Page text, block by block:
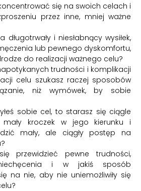
się na swoich celach i
przez inne, mniej ważne
długotrwały i niesłabnący wysiłek,
lub pewnego dyskomfortu,
do realizacji ważnego celu?
trudności i komplikacji
celu szukasz raczej sposobów
niż wymówek, by sobie
sobie cel, to starasz się ciągle
kroczek w jego kierunku i
mały, ale ciągły postęp na
przewidzieć pewne trudności,
i w jakiś sposób
na nie, aby nie uniemożliwiły się